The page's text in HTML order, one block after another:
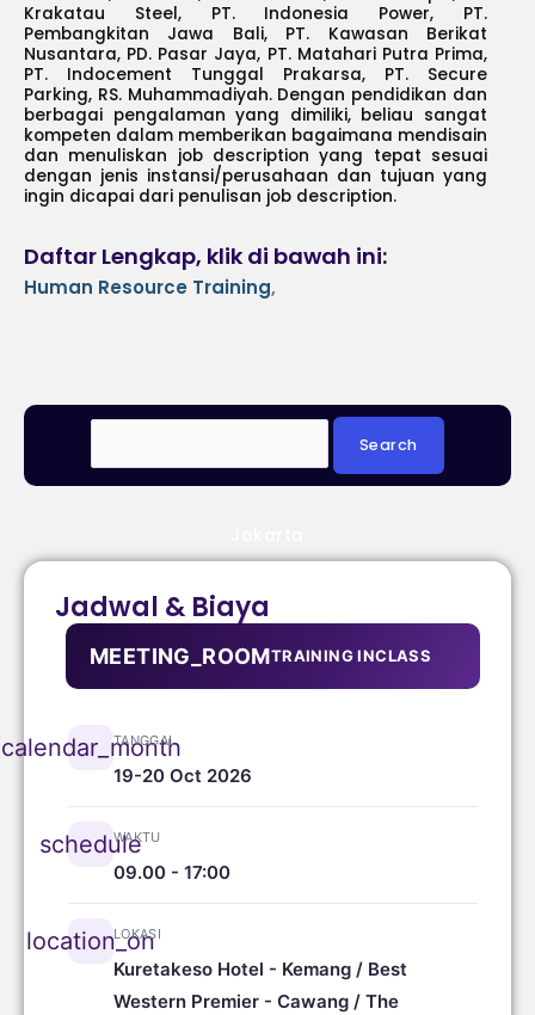
Krakatau Steel, PT. Indonesia Power, PT.
Pembangkitan Jawa Bali, PT. Kawasan Berikat
Nusantara, PD. Pasar Jaya, PT. Matahari Putra Prima,
PT. Indocement Tunggal Prakarsa, PT. Secure
Parking, RS. Muhammadiyah. Dengan pendidikan dan
berbagai pengalaman yang dimiliki, beliau sangat
kompeten dalam memberikan bagaimana mendisain
dan menuliskan job description yang tepat sesuai
dengan jenis instansi/perusahaan dan tujuan yang
ingin dicapai dari penulisan job description.
Daftar Lengkap, klik di bawah ini:
Human Resource Training,
Jadwal & Biaya
MEETING_ROOMTRAINING INCLASS
calendar_month
TANGGAL
19-20 Oct 2026
schedule
WAKTU
09.00 - 17:00
location_on
LOKASI
Kuretakeso Hotel - Kemang / Best
Western Premier - Cawang / The